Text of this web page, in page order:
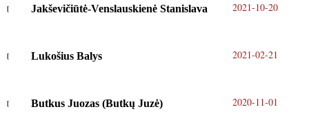
Jakševičiūtė-Venslauskienė Stanislava 2021-10-20
Lukošius Balys 2021-02-21
Butkus Juozas (Butkų Juzė) 2020-11-01